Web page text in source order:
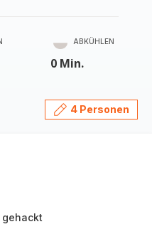
ABKÜHLEN
0 Min.
4 Personen